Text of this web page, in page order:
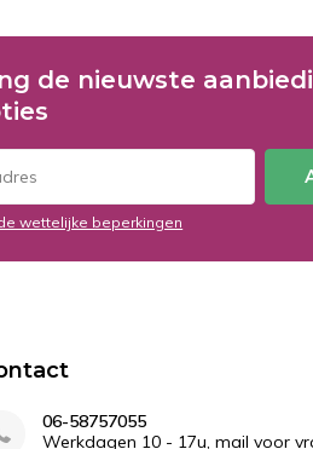
de nieuwste
wettelijke beperkingen
06-58757055
Werkdagen 10 - 17u, mail voor